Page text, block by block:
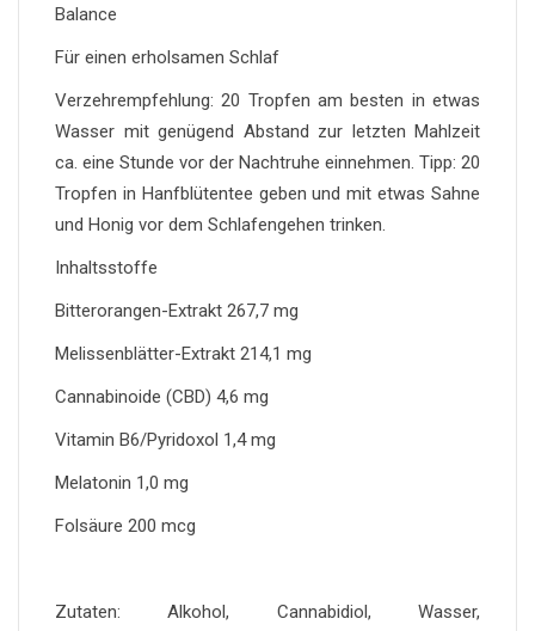
Balance
Für einen erholsamen Schlaf
Verzehrempfehlung: 20 Tropfen am besten in etwas
Wasser mit genügend Abstand zur letzten Mahlzeit
ca. eine Stunde vor der Nachtruhe einnehmen. Tipp: 20
Tropfen in Hanfblütentee geben und mit etwas Sahne
und Honig vor dem Schlafengehen trinken.
Inhaltsstoffe
Bitterorangen-Extrakt 267,7 mg
Melissenblätter-Extrakt 214,1 mg
Cannabinoide (CBD) 4,6 mg
Vitamin B6/Pyridoxol 1,4 mg
Melatonin 1,0 mg
Folsäure 200 mcg
Zutaten: Alkohol, Cannabidiol, Wasser,